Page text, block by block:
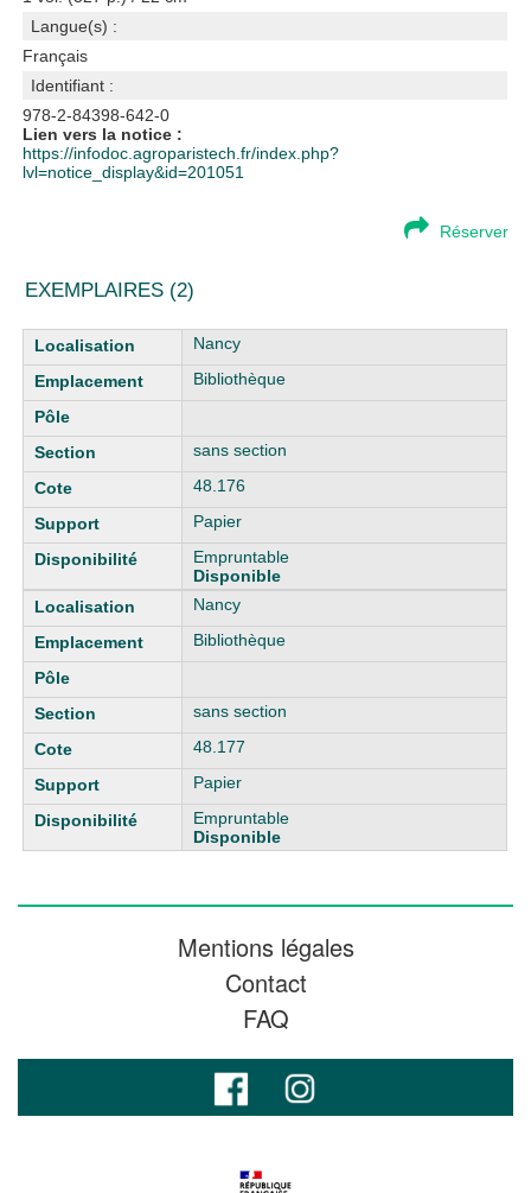
Langue(s) :
Français
Identifiant :
978-2-84398-642-0
Lien vers la notice :
https://infodoc.agroparistech.fr/index.php?
lvl=notice_display&id=201051
Réserver
EXEMPLAIRES (2)
Liste des exemplaires
Nancy
Bibliothèque
sans section
48.176
Papier
Empruntable
Disponible
Nancy
Bibliothèque
sans section
48.177
Papier
Empruntable
Disponible
Mentions légales
Contact
FAQ